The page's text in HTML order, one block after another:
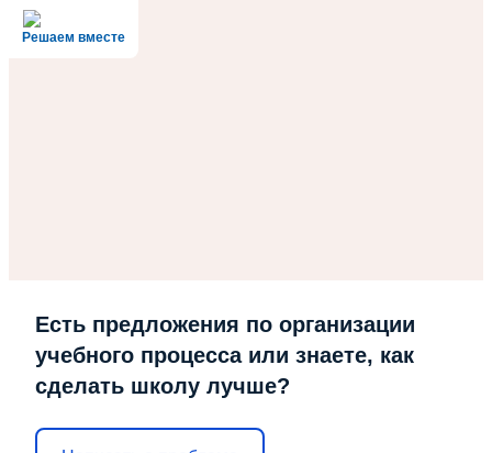
Решаем вместе
Есть предложения по организации
учебного процесса или знаете, как
сделать школу лучше?